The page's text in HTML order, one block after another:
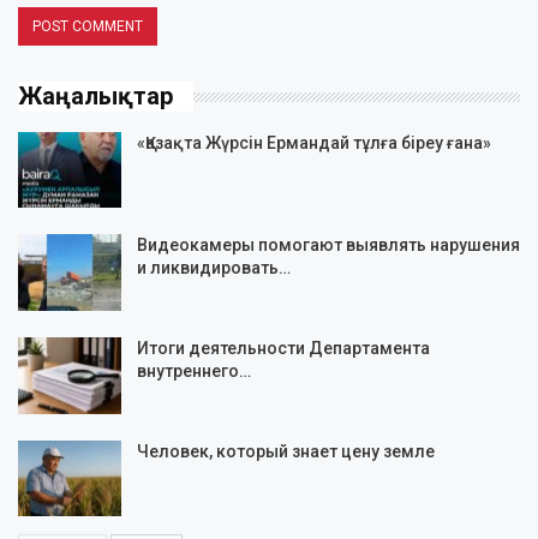
Жаңалықтар
«Қазақта Жүрсін Ермандай тұлға біреу ғана»
Видеокамеры помогают выявлять нарушения
и ликвидировать…
Итоги деятельности Департамента
внутреннего…
Человек, который знает цену земле